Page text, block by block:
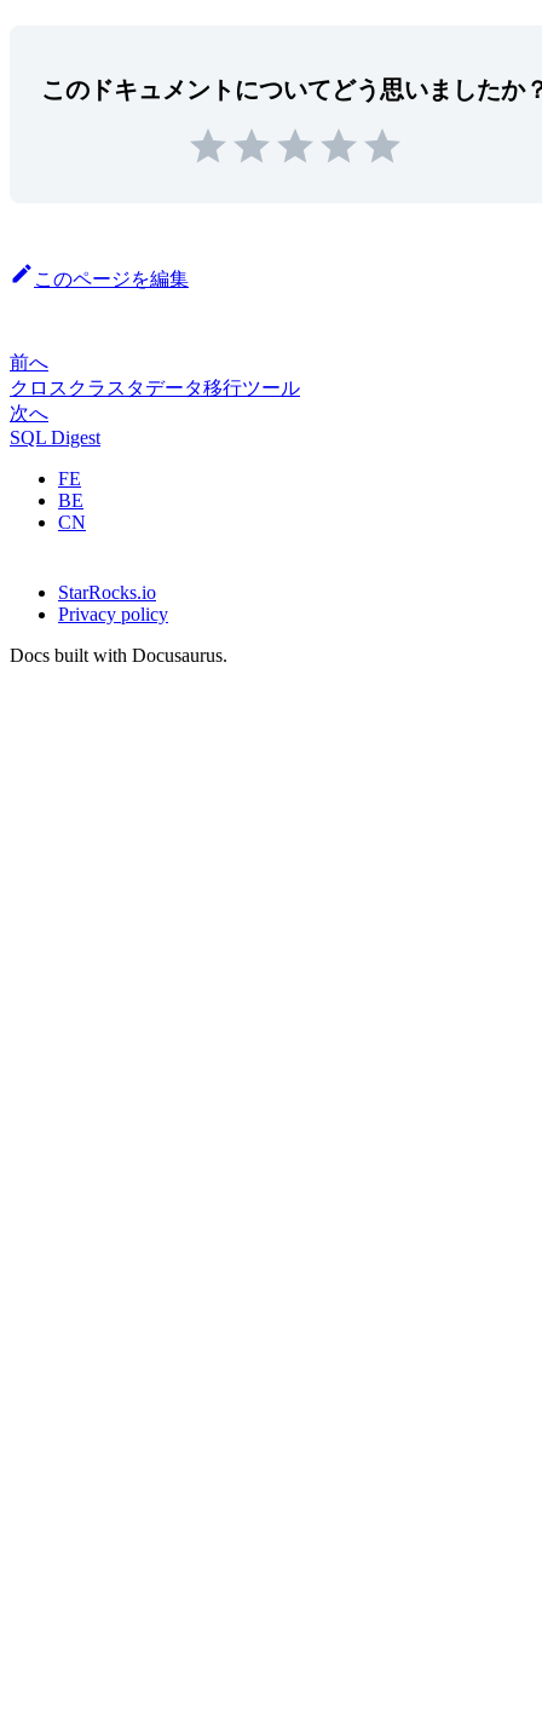
このドキュメントについてどう思いましたか
このページを編集
前へ
クロスクラスタデータ移行ツール
次へ
SQL Digest
FE
BE
CN
StarRocks.io
Privacy policy
Docs built with Docusaurus.